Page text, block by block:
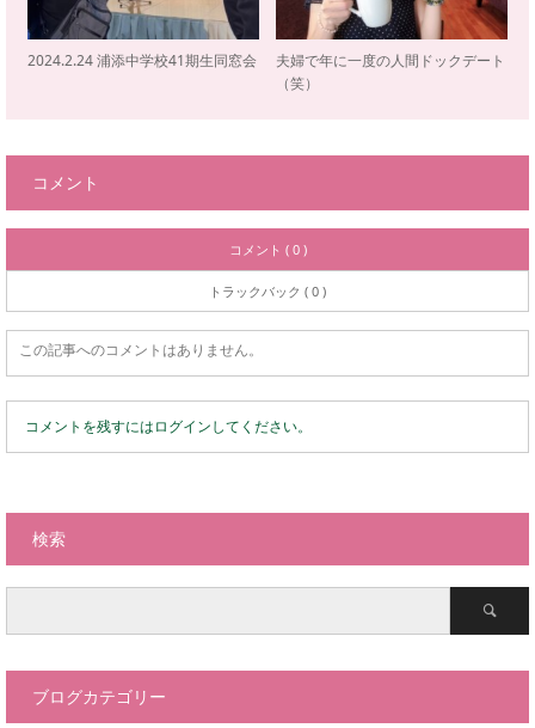
2024.2.24 浦添中学校41期生同窓会
夫婦で年に一度の人間ドックデート
（笑）
コメント
コメント ( 0 )
トラックバック ( 0 )
この記事へのコメントはありません。
コメントを残すにはログインしてください。
検索
ブログカテゴリー